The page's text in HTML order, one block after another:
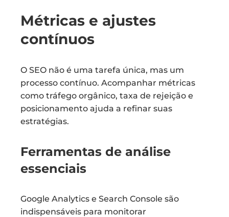
Métricas e ajustes
contínuos
O SEO não é uma tarefa única, mas um
processo contínuo. Acompanhar métricas
como tráfego orgânico, taxa de rejeição e
posicionamento ajuda a refinar suas
estratégias.
Ferramentas de análise
essenciais
Google Analytics e Search Console são
indispensáveis para monitorar